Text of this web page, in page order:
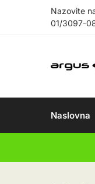
Nazovite
01/3097-
Naslovna